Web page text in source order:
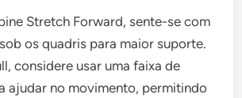
Stretch Forward, sente-se com
os quadris para maior suporte.
considere usar uma faixa de
ajudar no movimento, permitindo